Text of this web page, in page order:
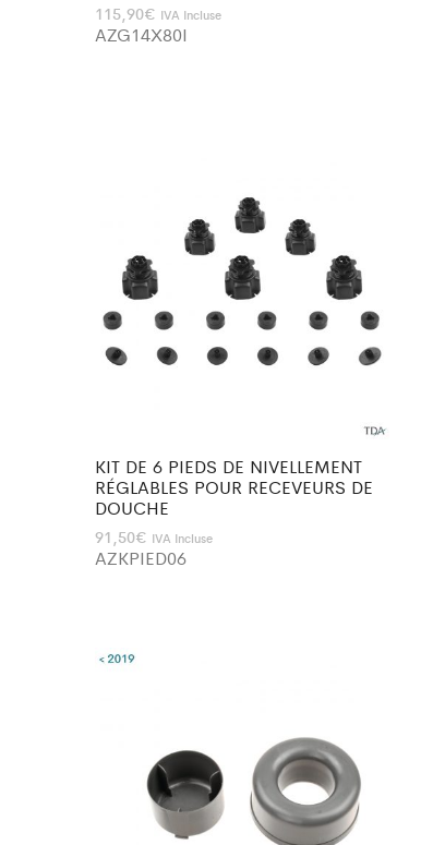
115,90€ IVA Incluse
AZG14X80I
KIT DE 6 PIEDS DE NIVELLEMENT
RÉGLABLES POUR RECEVEURS DE
DOUCHE
91,50€ IVA Incluse
AZKPIED06